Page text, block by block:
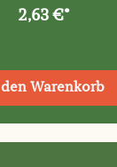
2,63 €*
Warenkorb